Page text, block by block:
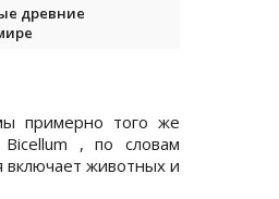
древние
примерно того же
, по словам
включает животных и